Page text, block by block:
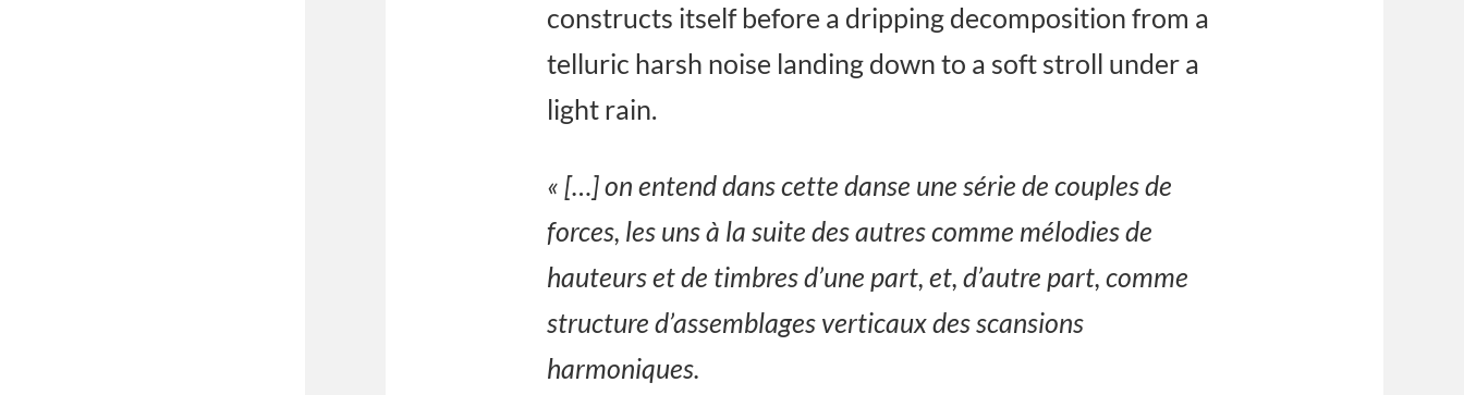
constructs itself before a dripping decomposition from a
telluric harsh noise landing down to a soft stroll under a
light rain.
« […] on entend dans cette danse une série de couples de
forces, les uns à la suite des autres comme mélodies de
hauteurs et de timbres d’une part, et, d’autre part, comme
structure d’assemblages verticaux des scansions
harmoniques.